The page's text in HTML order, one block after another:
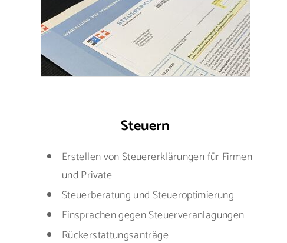
Steuern
Erstellen von Steuererklärungen für Firmen
und Private
Steuerberatung und Steueroptimierung
Einsprachen gegen Steuerveranlagungen
Rückerstattungsanträge